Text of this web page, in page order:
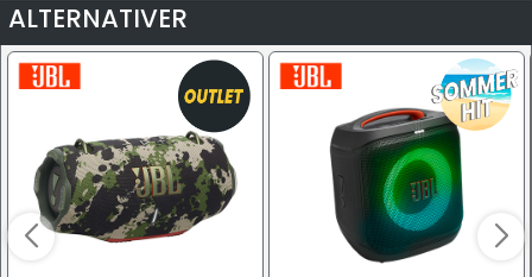
ALTERNATIVER